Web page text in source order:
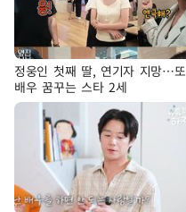
정웅인 첫째 딸, 연기자 지망…또
배우 꿈꾸는 스타 2세